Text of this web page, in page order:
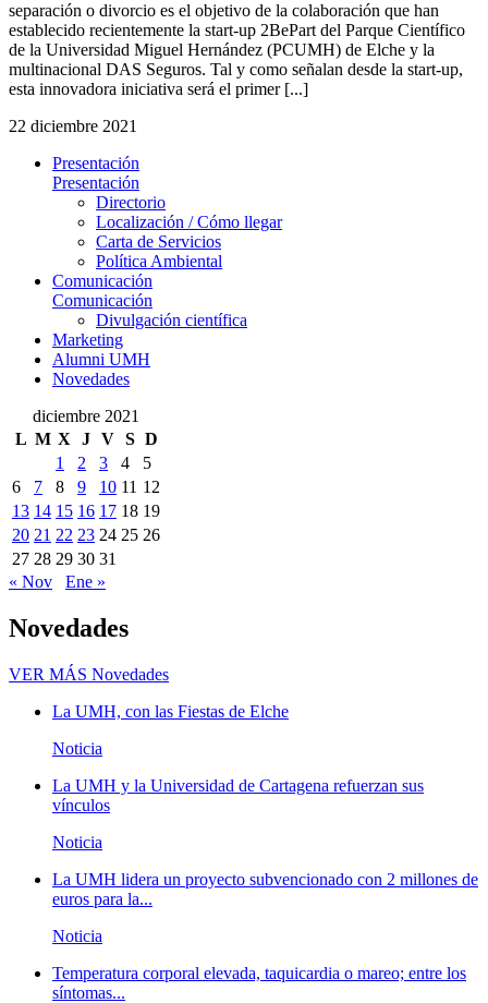
separación o divorcio es el objetivo de la colaboración que han
establecido recientemente la start-up 2BePart del Parque Científico
de la Universidad Miguel Hernández (PCUMH) de Elche y la
multinacional DAS Seguros. Tal y como señalan desde la start-up,
esta innovadora iniciativa será el primer [...]
22 diciembre 2021
Presentación
Presentación
Directorio
Localización / Cómo llegar
Carta de Servicios
Política Ambiental
Comunicación
Comunicación
Divulgación científica
Marketing
Alumni UMH
Novedades
diciembre 2021
L M X J V S D
1
2 3 4
5
6
7 8 9 10 11 12
13 14 15 16 17 18 19
20 21 22 23 24 25 26
27 28 29 30 31
« Nov
Ene »
Novedades
VER MÁS Novedades
La UMH, con las Fiestas de Elche
Noticia
La UMH y la Universidad de Cartagena refuerzan sus
vínculos
Noticia
La UMH lidera un proyecto subvencionado con 2 millones de
euros para la...
Noticia
Temperatura corporal elevada, taquicardia o mareo; entre los
síntomas...